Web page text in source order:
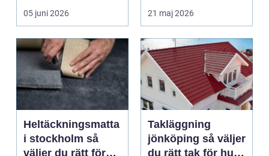
hus behöver fön...
05 juni 2026
infrastrukturutveckling,
särs...
21 maj 2026
Heltäckningsmatta
i stockholm så
väljer du rätt för
Takläggning
jönköping så väljer
du rätt tak för hus